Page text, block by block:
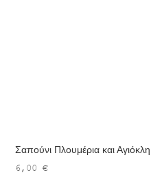
Σαπούνι Πλουμέρια και
6,00€